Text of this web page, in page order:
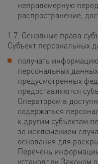
неправомерную
распространение,
1.7. Основные права
Субъект персональных
получать
персональных
предусмотренных
предоставляются
Оператором в
содержаться
к другим субъектам
за исключением
основания для
Перечень
установлен Законом